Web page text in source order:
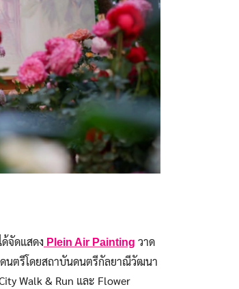
จัดแสดง Plein Air Painting วาด
นตรีโดยสถาบันดนตรีกัลยาณีวัฒนา
Walk & Run และ Flower